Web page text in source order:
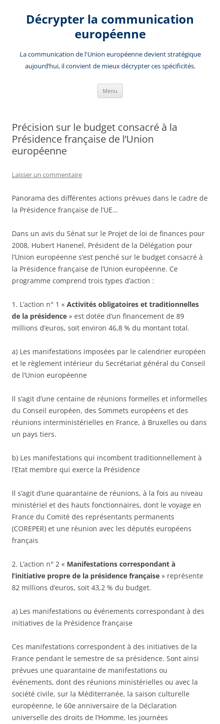
contenuDécrypter la communication
européenne
La communication de l'Union européenne devient stratégique
aujourd’hui, il convient de mieux décrypter ces spécificités.
Menu
Précision sur le budget consacré à la
Présidence française de l’Union
européenne
Laisser un commentaire
Panorama des différentes actions prévues dans le cadre de
la Présidence française de l’UE…
Dans un avis du Sénat sur le Projet de loi de finances pour
2008, Hubert Hanenel, Président de la Délégation pour
l’Union européenne s’est penché sur le budget consacré à
la Présidence française de l’Union européenne. Ce
programme comprend trois types d’action :
1. L’action n° 1 « Activités obligatoires et traditionnelles
de la présidence » est dotée d’un financement de 89
millions d’euros, soit environ 46,8 % du montant total.
a) Les manifestations imposées par le calendrier européen
et le règlement intérieur du Secrétariat général du Conseil
de l’Union européenne
Il s’agit d’une centaine de réunions formelles et informelles
du Conseil européen, des Sommets européens et des
réunions interministérielles en France, à Bruxelles ou dans
un pays tiers.
b) Les manifestations qui incombent traditionnellement à
l’Etat membre qui exerce la Présidence
Il s’agit d’une quarantaine de réunions, à la fois au niveau
ministériel et des hauts fonctionnaires, dont le voyage en
France du Comité des représentants permanents
(COREPER) et une réunion avec les députés européens
français
2. L’action n° 2 « Manifestations correspondant à
l’initiative propre de la présidence française » représente
82 millions d’euros, soit 43,2 % du budget.
a) Les manifestations ou événements correspondant à des
initiatives de la Présidence française
Ces manifestations correspondent à des initiatives de la
France pendant le semestre de sa présidence. Sont ainsi
prévues une quarantaine de manifestations ou
événements, dont des réunions ministérielles ou avec la
société civile, sur la Méditerranée, la saison culturelle
européenne, le 60e anniversaire de la Déclaration
universelle des droits de l’Homme, les journées